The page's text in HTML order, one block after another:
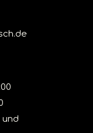
und